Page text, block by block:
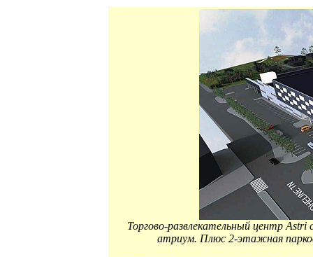
Торгово-развлекательный центр
атриум. Плюс 2-этажная